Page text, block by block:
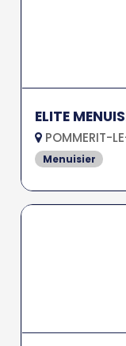
ELITE
POMMERIT-
Menuisier